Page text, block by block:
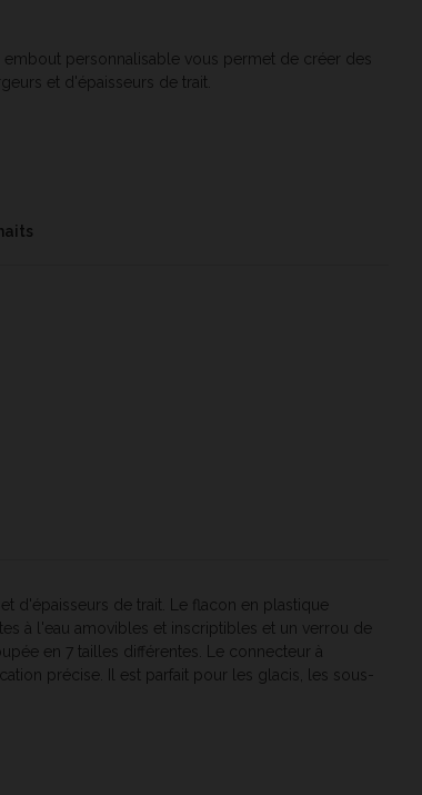
embout personnalisable vous permet de créer des
et d'épaisseurs de trait.
d'épaisseurs de trait. Le flacon en plastique
à l'eau amovibles et inscriptibles et un verrou de
en 7 tailles différentes. Le connecteur à
précise. Il est parfait pour les glacis, les sous-